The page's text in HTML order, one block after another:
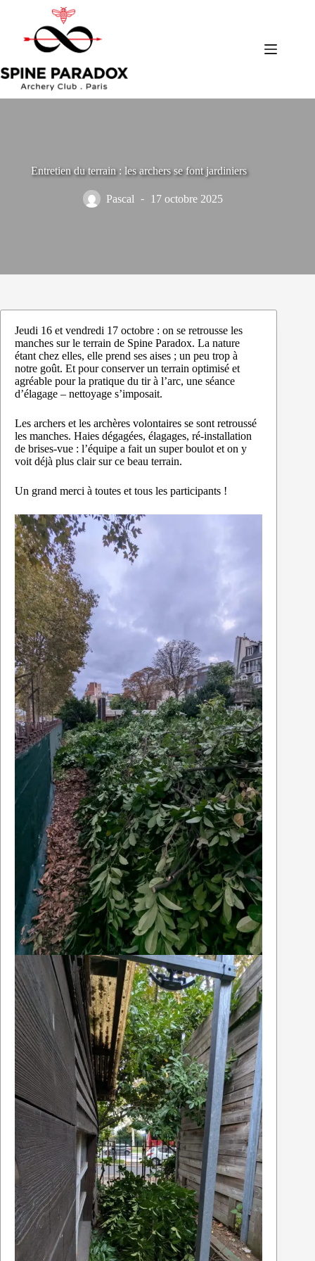
Entretien du terrain : les archers se font jardiniers
Pascal 17 octobre 2025
Jeudi 16 et vendredi 17 octobre : on se retrousse les
manches sur le terrain de Spine Paradox. La nature
étant chez elles, elle prend ses aises ; un peu trop à
notre goût. Et pour conserver un terrain optimisé et
agréable pour la pratique du tir à l’arc, une séance
d’élagage – nettoyage s’imposait.
Les archers et les archères volontaires se sont retroussé
les manches. Haies dégagées, élagages, ré-installation
de brises-vue : l’équipe a fait un super boulot et on y
voit déjà plus clair sur ce beau terrain.
Un grand merci à toutes et tous les participants !